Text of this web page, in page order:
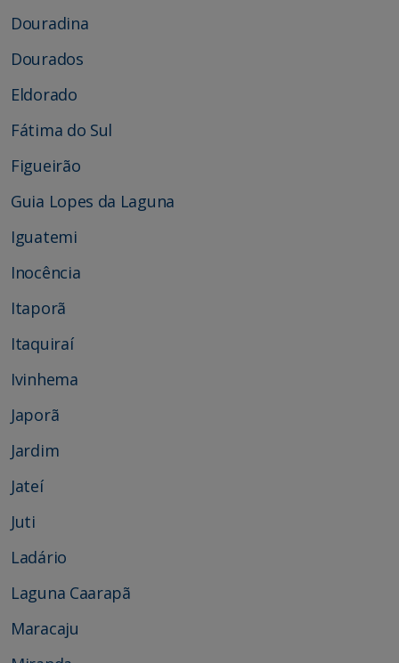
Douradina
Dourados
Eldorado
Fátima do Sul
Figueirão
Guia Lopes da Laguna
Iguatemi
Inocência
Itaporã
Itaquiraí
Ivinhema
Japorã
Jardim
Jateí
Juti
Ladário
Laguna Caarapã
Maracaju